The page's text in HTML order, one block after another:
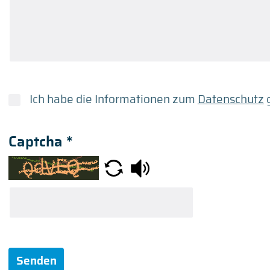
Ich habe die Informationen zum Datenschutz
Captcha *
Senden